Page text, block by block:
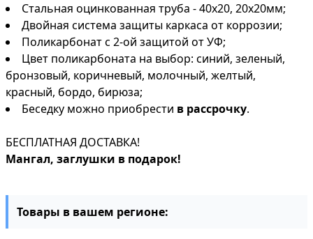
Стальная оцинкованная труба - 40х20, 20х20мм;
Двойная система защиты каркаса от коррозии;
Поликарбонат с 2-ой защитой от УФ;
Цвет поликарбоната на выбор: синий, зеленый,
бронзовый, коричневый, молочный, желтый,
красный, бордо, бирюза;
Беседку можно приобрести в рассрочку.
БЕСПЛАТНАЯ ДОСТАВКА!
Мангал, заглушки в подарок!
Товары в вашем регионе: